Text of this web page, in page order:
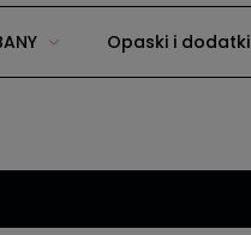
Opaski i dodatki